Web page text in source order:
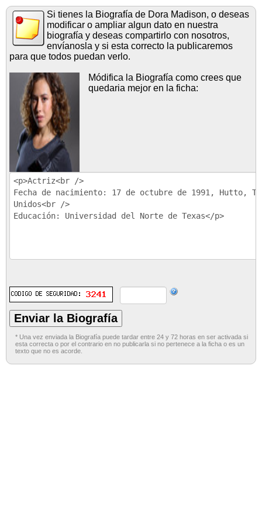
Si tienes la Biografía de Dora Madison, o deseas
modificar o ampliar algun dato en nuestra
biografía y deseas compartirlo con nosotros,
envíanosla y si esta correcto la publicaremos
para que todos puedan verlo.
Módifica la Biografía como crees que
quedaria mejor en la ficha:
* Una vez enviada la Biografía puede tardar entre 24 y 72 horas en ser activada si
esta correcta o por el contrario en no publicarla si no pertenece a la ficha o es un
texto que no es acorde.